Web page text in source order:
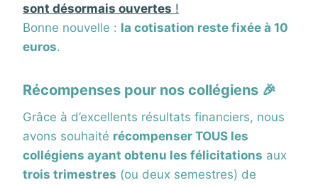
sont désormais ouvertes !
Bonne nouvelle : la cotisation reste fixée à 10
euros.
Récompenses pour nos collégiens 🎉
Grâce à d’excellents résultats financiers, nous
avons souhaité récompenser TOUS les
collégiens ayant obtenu les félicitations aux
trois trimestres (ou deux semestres) de